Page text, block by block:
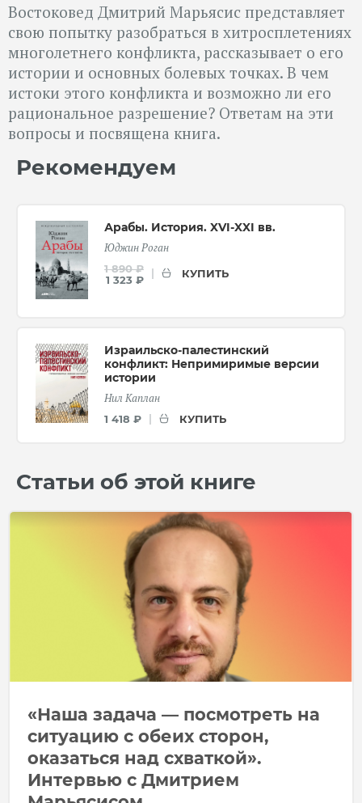
Рекомендуем
Арабы. История. XVI-XXI вв.
Юджин Роган
1 890 ₽
1 323 ₽
КУПИТЬ
Израильско-палестинский
конфликт: Непримиримые версии
истории
Нил Каплан
1 418 ₽ КУПИТЬ
Востоковед Дмитрий Марьясис представляет
свою попытку разобраться в хитросплетениях
многолетнего конфликта, рассказывает о его
истории и основных болевых точках. В чем
истоки этого конфликта и возможно ли его
рациональное разрешение? Ответам на эти
вопросы и посвящена книга.
Статьи об этой книге
«Наша задача — посмотреть на
ситуацию с обеих сторон,
оказаться над схваткой».
Интервью с Дмитрием